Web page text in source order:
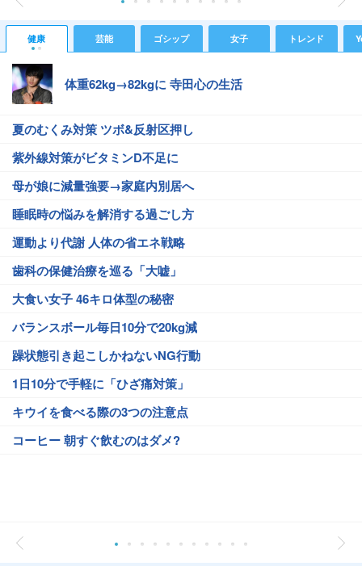
健康 芸能 ゴシップ 女子 トレンド
体重62kg→82kgに 寺田心の生活
夏のむくみ対策 ツボ&反射区押し
紫外線対策がビタミンD不足に
母が娘に減量強要→家庭内別居へ
睡眠時の悩みを解消する過ごし方
運動より代謝 人体の省エネ戦略
歯科の保健治療を巡る「大嘘」
大食い女子 46キロ体型の秘密
バランスボール毎日10分で20kg減
躁状態引き起こしかねないNG行動
1日10分で手軽に「ひざ痛対策」
キウイを食べる際の3つの注意点
コーヒー 朝すぐ飲むのはダメ?